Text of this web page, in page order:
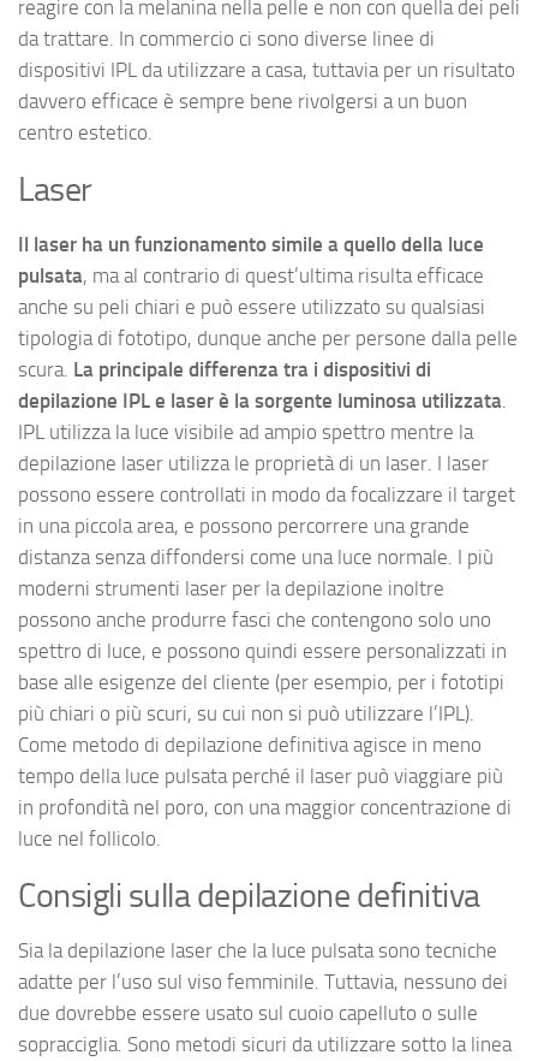
reagire con la melanina nella pelle e non con quella dei peli
da trattare. In commercio ci sono diverse linee di
dispositivi IPL da utilizzare a casa, tuttavia per un risultato
davvero efficace è sempre bene rivolgersi a un buon
centro estetico.
Laser
Il laser ha un funzionamento simile a quello della luce
pulsata, ma al contrario di quest’ultima risulta efficace
anche su peli chiari e può essere utilizzato su qualsiasi
tipologia di fototipo, dunque anche per persone dalla pelle
scura. La principale differenza tra i dispositivi di
depilazione IPL e laser è la sorgente luminosa utilizzata.
IPL utilizza la luce visibile ad ampio spettro mentre la
depilazione laser utilizza le proprietà di un laser. I laser
possono essere controllati in modo da focalizzare il target
in una piccola area, e possono percorrere una grande
distanza senza diffondersi come una luce normale. I più
moderni strumenti laser per la depilazione inoltre
possono anche produrre fasci che contengono solo uno
spettro di luce, e possono quindi essere personalizzati in
base alle esigenze del cliente (per esempio, per i fototipi
più chiari o più scuri, su cui non si può utilizzare l’IPL).
Come metodo di depilazione definitiva agisce in meno
tempo della luce pulsata perché il laser può viaggiare più
in profondità nel poro, con una maggior concentrazione di
luce nel follicolo.
Consigli sulla depilazione definitiva
Sia la depilazione laser che la luce pulsata sono tecniche
adatte per l’uso sul viso femminile. Tuttavia, nessuno dei
due dovrebbe essere usato sul cuoio capelluto o sulle
sopracciglia. Sono metodi sicuri da utilizzare sotto la linea